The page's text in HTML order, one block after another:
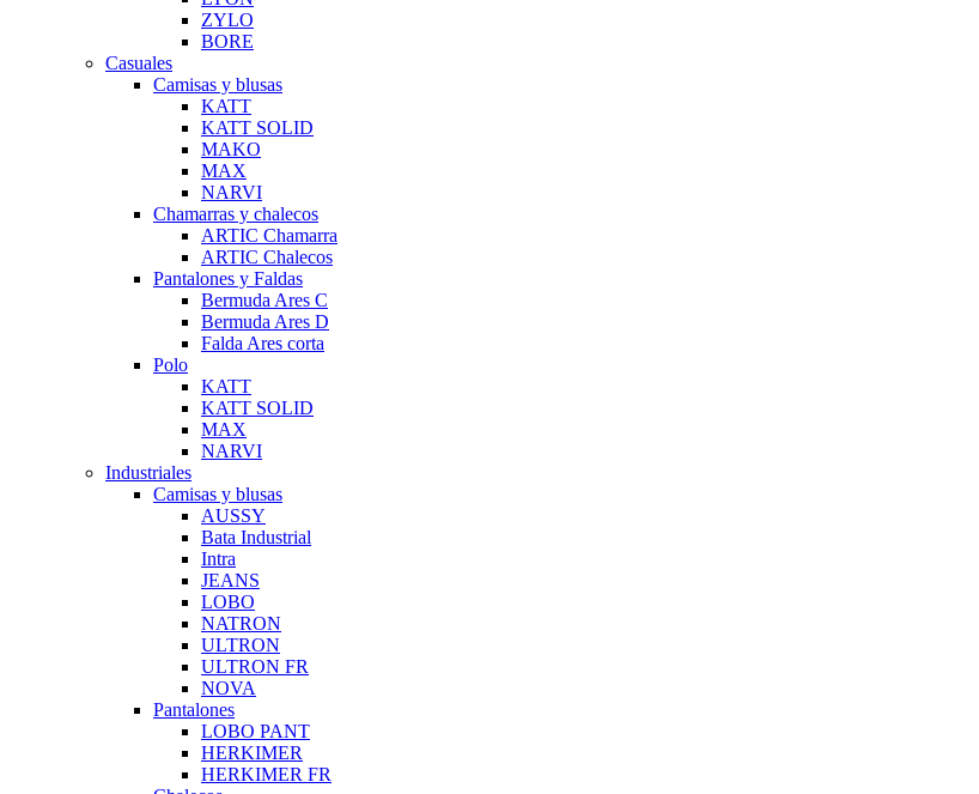
ZYLO
BORE
Casuales
Camisas y blusas
KATT
KATT SOLID
MAKO
MAX
NARVI
Chamarras y chalecos
ARTIC Chamarra
ARTIC Chalecos
Pantalones y Faldas
Bermuda Ares C
Bermuda Ares D
Falda Ares corta
Polo
KATT
KATT SOLID
MAX
NARVI
Industriales
Camisas y blusas
AUSSY
Bata Industrial
Intra
JEANS
LOBO
NATRON
ULTRON
ULTRON FR
NOVA
Pantalones
LOBO PANT
HERKIMER
HERKIMER FR